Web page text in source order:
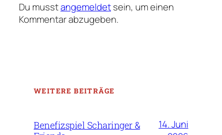
Du musstangemeldetsein, um einen
Kommentar abzugeben.
WEITERE BEITRÄGE
Benefizspiel Scharinger &
14. Juni